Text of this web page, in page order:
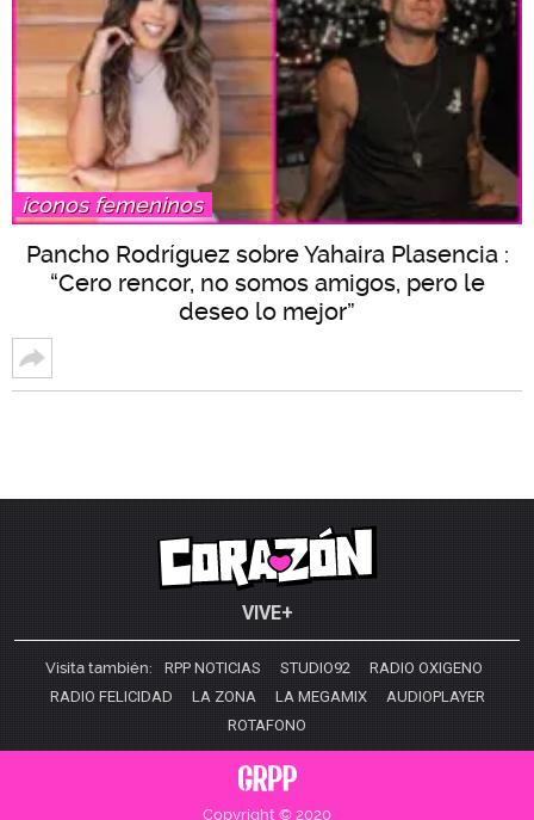
íconos femeninos
Pancho Rodríguez sobre Yahaira Plasencia :
“Cero rencor, no somos amigos, pero le
deseo lo mejor”
VIVE+
Visita también: RPP NOTICIAS STUDIO92
RADIO OXIGENO
RADIO FELICIDAD
LA ZONA LA MEGAMIX
AUDIOPLAYER
ROTAFONO
Copyright © 2020